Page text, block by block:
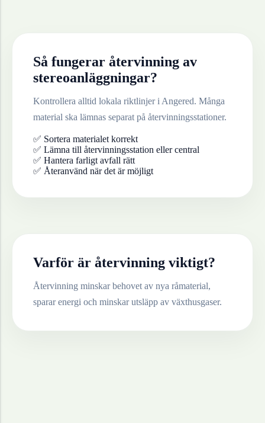
Så fungerar återvinning av
stereoanläggningar?
Kontrollera alltid lokala riktlinjer i Angered. Många
material ska lämnas separat på återvinningsstationer.
✅ Sortera materialet korrekt
✅ Lämna till återvinningsstation eller central
✅ Hantera farligt avfall rätt
✅ Återanvänd när det är möjligt
Varför är återvinning viktigt?
Återvinning minskar behovet av nya råmaterial,
sparar energi och minskar utsläpp av växthusgaser.